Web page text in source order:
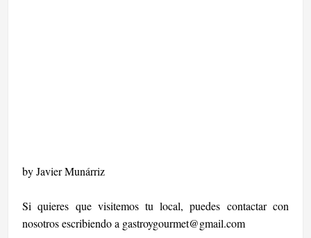
by Javier Munárriz
Si quieres que visitemos tu local, puedes contactar con
nosotros escribiendo a gastroygourmet@gmail.com